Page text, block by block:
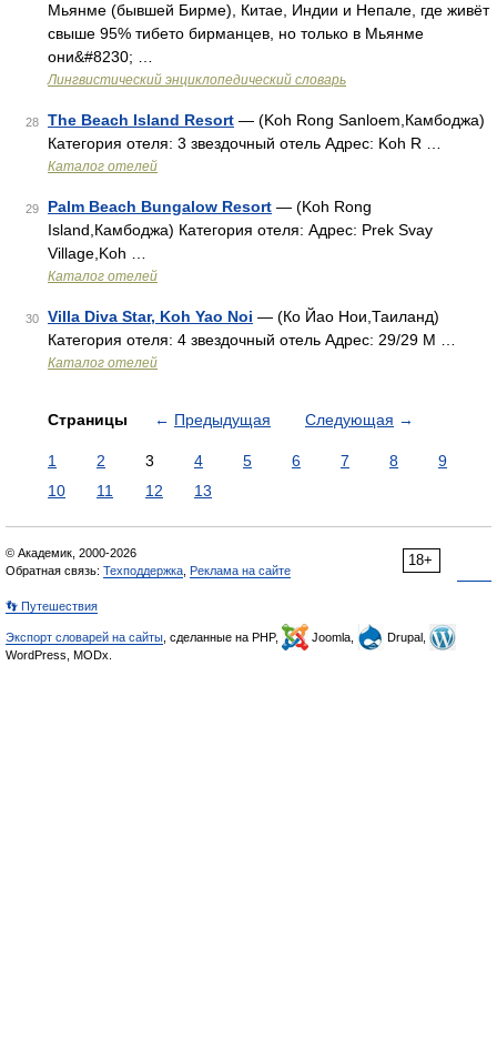
Мьянме (бывшей Бирме), Китае, Индии и Непале, где живёт
свыше 95% тибето бирманцев, но только в Мьянме
они&#8230; …
Лингвистический энциклопедический словарь
28 The Beach Island Resort — (Koh Rong Sanloem,Камбоджа)
Категория отеля: 3 звездочный отель Адрес: Koh R …
Каталог отелей
29 Palm Beach Bungalow Resort — (Koh Rong
Island,Камбоджа) Категория отеля: Адрес: Prek Svay
Village,Koh …
Каталог отелей
30 Villa Diva Star, Koh Yao Noi — (Ко Йао Нои,Таиланд)
Категория отеля: 4 звездочный отель Адрес: 29/29 M …
Каталог отелей
Страницы ← Предыдущая Следующая →
1 2 3 4 5 6 7 8
9
10
11 12 13
18+
© Академик, 2000-2026
Обратная связь: Техподдержка Реклама на сайте
👣 Путешествия
Экспорт словарей на сайты , сделанные на PHP, Joomla,
Drupal,
WordPress, MODx.